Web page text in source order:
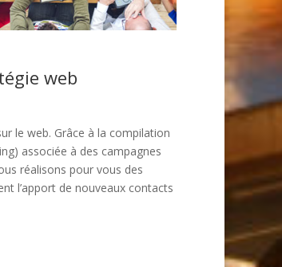
web
le web. Grâce à la compilation
associée à des campagnes
réalisons pour vous des
l’apport de nouveaux contacts